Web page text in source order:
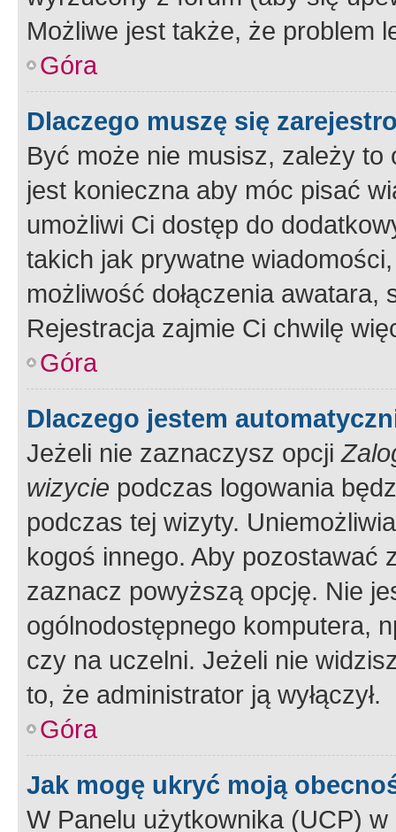
Możliwe jest także, że problem
Góra
Dlaczego muszę się
Być może nie musisz, zależy
jest konieczna aby móc pisać
umożliwi Ci dostęp do
takich jak prywatne
możliwość dołączenia
Rejestracja zajmie Ci chwilę
Góra
Dlaczego jestem
Jeżeli nie zaznaczysz opcji
wizycie podczas logowania
podczas tej wizyty.
kogoś innego. Aby pozostawać
zaznacz powyższą opcję. Nie
ogólnodostępnego komputera,
czy na uczelni. Jeżeli nie
to, że administrator ją wyłączył.
Góra
Jak mogę ukryć moją
W Panelu użytkownika (UCP) w